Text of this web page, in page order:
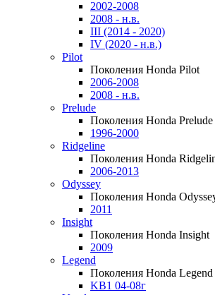
2002-2008
2008 - н.в.
III (2014 - 2020)
IV (2020 - н.в.)
Pilot
Поколения Honda Pilot
2006-2008
2008 - н.в.
Prelude
Поколения Honda Prelude
1996-2000
Ridgeline
Поколения Honda
2006-2013
Odyssey
Поколения Honda
2011
Insight
Поколения Honda Insight
2009
Legend
Поколения Honda Legend
KB1 04-08г